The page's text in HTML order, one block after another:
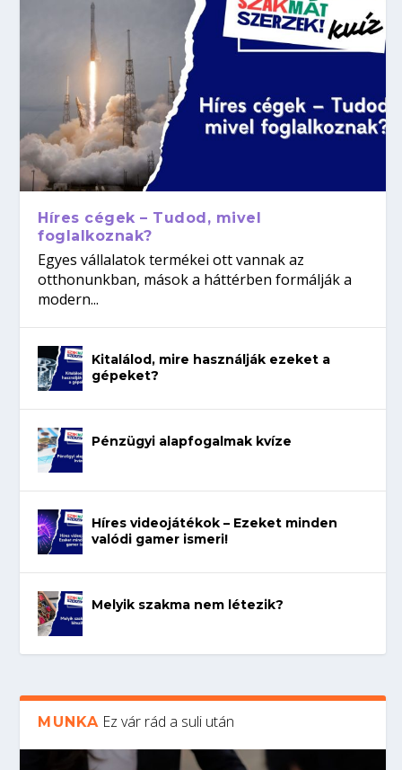
Híres cégek – Tudod, mivel
foglalkoznak?
Egyes vállalatok termékei ott vannak az
otthonunkban, mások a háttérben formálják a
modern...
Kitalálod, mire használják ezeket a
gépeket?
Pénzügyi alapfogalmak kvíze
Híres videojátékok – Ezeket minden
valódi gamer ismeri!
Melyik szakma nem létezik?
MUNKA Ez vár rád a suli után